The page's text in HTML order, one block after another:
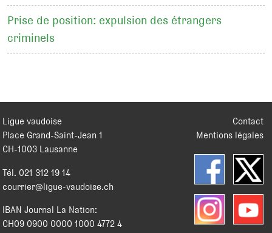
Prise de position: expulsion des étrangers
criminels
Contact
Mentions légales
Ligue vaudoise
Place Grand-Saint-Jean 1
CH-1003 Lausanne
Tél. 021 312 19 14
courrier@ligue-vaudoise.ch
IBAN Journal La Nation:
CH09 0900 0000 1000 4772 4